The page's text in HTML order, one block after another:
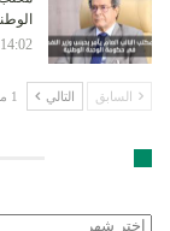
14:02 | 7-08-2024
السابق التالي 1 من 382
الأرشيف